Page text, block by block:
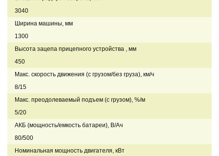
3040
Ширина машины, мм
1300
Высота зацепа прицепного устройства , мм
450
Макс. скорость движения (с грузом/без груза), км/ч
8/15
Макс. преодолеваемый подъем (с грузом), %/м
5/20
АКБ (мощность/емкость батареи), В/Ач
80/500
Номинальная мощность двигателя, кВт